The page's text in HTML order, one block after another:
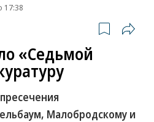
17:38
«Седьмой
Малобродскому и